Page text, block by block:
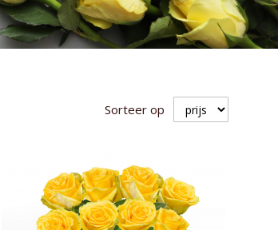
Sorteer op